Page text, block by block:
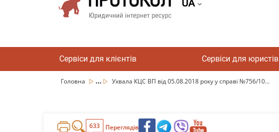
UA
Сервіси для клієнтів Сервіси для юристів
Головна ... Ухвала КЦС ВП від 05.08.2018 року у справі №756/10...
633 Переглядів